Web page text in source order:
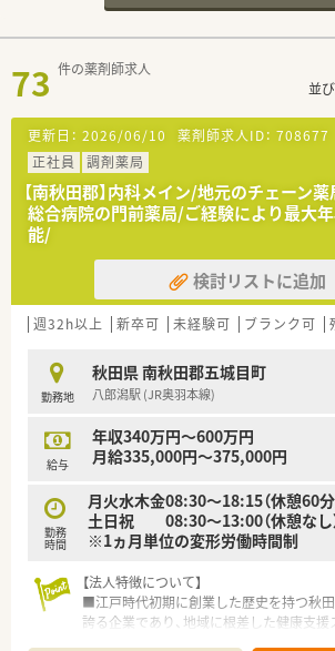
73 件の薬剤師求人
並
更新日： 2026/06/10 薬剤師求人ID： 708677
正社員
調剤薬局
【南秋田郡】内科メイン/地元のチェーン
総合病院の門前薬局/ご経験により最大
能/
検討リストに追加
週32h以上 新卒可 未経験可 ブランク可
勤務地
秋田県 南秋田郡五城目町
八郎潟駅 (JR奥羽本線)
給与
年収340万円～600万円
月給335,000円～375,000円
勤務
時間
月火水木金08:30～18:15（休憩60分
土日祝 08:30～13:00（休憩なし
※1ヵ月単位の変形労働時間制
【法人特徴について】
■江戸時代初期に創業した歴史を持つ秋
誇る企業であり、地域に根差した健康支援